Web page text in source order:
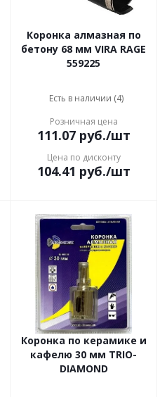
Коронка алмазная по
бетону 68 мм VIRA RAGE
559225
Есть в наличии (4)
Розничная цена
111.07руб./шт
Цена по дисконту
104.41 руб./шт
Коронка по керамике и
кафелю 30 мм TRIO-
DIAMOND